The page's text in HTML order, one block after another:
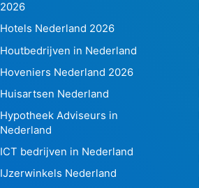
2026
Hotels Nederland 2026
Houtbedrijven in Nederland
Hoveniers Nederland 2026
Huisartsen Nederland
Hypotheek Adviseurs in
Nederland
ICT bedrijven in Nederland
IJzerwinkels Nederland